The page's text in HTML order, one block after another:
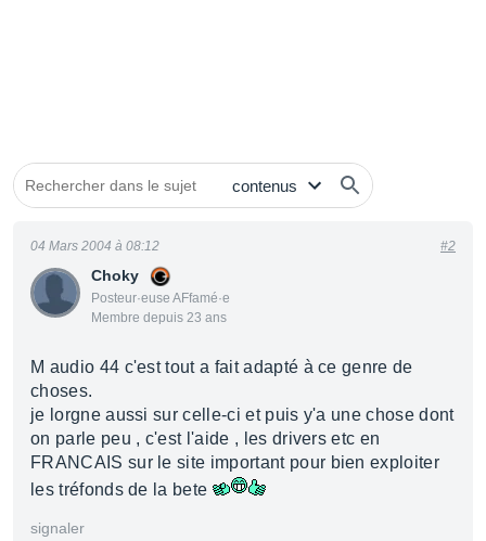
Choky
Posteur·euse AFfamé·e
Membre depuis 23 ans
04 Mars 2004 à 08:12 #2
M audio 44 c'est tout a fait adapté à ce genre de
choses.
je lorgne aussi sur celle-ci et puis y'a une chose dont
on parle peu , c'est l'aide , les drivers etc en
FRANCAIS sur le site important pour bien exploiter
les tréfonds de la bete
signaler